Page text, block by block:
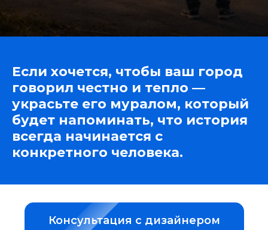
Если хочется, чтобы ваш город
говорил честно и тепло —
украсьте его муралом, который
будет напоминать, что история
всегда начинается с
конкретного человека.
Консультация с дизайнером